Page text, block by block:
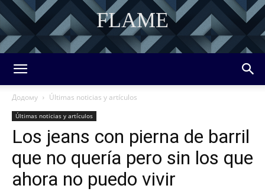
FLAME
DISCOVER THE ART OF PUBLISHING
Додому Últimas noticias y artículos
Últimas noticias y artículos
Los jeans con pierna de barril
que no quería pero sin los que
ahora no puedo vivir